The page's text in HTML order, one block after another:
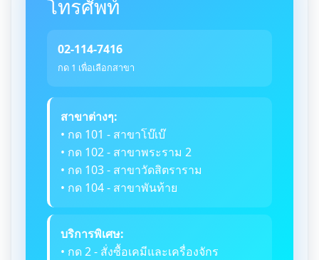
โทรศัพท์
02-114-7416
กด 1 เพื่อเลือกสาขา
สาขาต่างๆ:
• กด 101 - สาขาโบ๊เบ๊
• กด 102 - สาขาพระราม 2
• กด 103 - สาขาวัดสิตราราม
• กด 104 - สาขาพันท้าย
บริการพิเศษ:
• กด 2 - สั่งซื้อเคมีและเครื่องจักร